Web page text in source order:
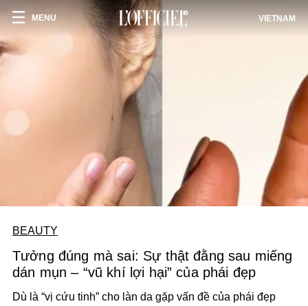
MENU VIETNAM
BEAUTY
Tưởng đúng mà sai: Sự thật đằng sau miếng
dán mụn – “vũ khí lợi hại” của phái đẹp
Dù là “vị cứu tinh” cho làn da gặp vấn đề của phái đẹp